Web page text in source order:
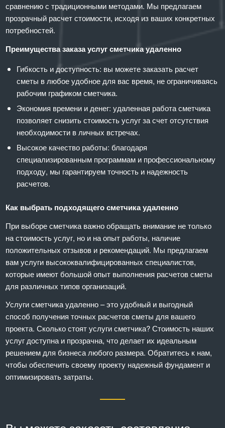
сравнению с традиционными методами. Мы предлагаем
прозрачный расчет стоимости, исходя из ваших конкретных
потребностей.
Преимущества заказа услуг сметчика удаленно
Гибкость и доступность: вы можете заказать расчет
сметы в любое удобное для вас время, не ограничиваясь
рабочим графиком сметчика.
Экономия времени и денег: удаленная работа сметчика
позволяет снизить стоимость услуг за счет отсутствия
необходимости в личных встречах.
Высокое качество работы: благодаря
специализированным программам и профессиональному
подходу, мы гарантируем точность и надежность
расчетов.
Как выбрать подходящего сметчика удаленно
При выборе сметчика важно обращать внимание не только
на стоимость услуг, но и на опыт работы, наличие
положительных отзывов и рекомендаций. Мы предлагаем
вам услуги высококвалифицированных специалистов,
которые имеют большой опыт выполнения расчетов сметы
для различных типов организаций.
Услуги сметчика удаленно – это удобный и выгодный
способ получения точных расчетов сметы для вашего
проекта. Сколько стоят услуги сметчика? Стоимость наших
услуг доступна и прозрачна, что делает их идеальным
решением для бизнеса любого размера. Обратитесь к нам,
чтобы обеспечить своему проекту надежный фундамент и
оптимизировать затраты.